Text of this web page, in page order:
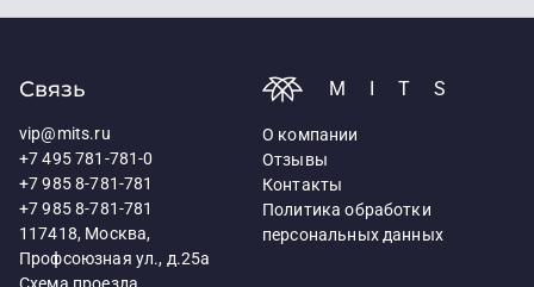
Связь
vip@mits.ru
+7 495 781-781-0
+7 985 8-781-781
+7 985 8-781-781
117418, Москва,
Профсоюзная ул., д.25а
MITS
О компании
Отзывы
Контакты
Политика обработки
персональных данных